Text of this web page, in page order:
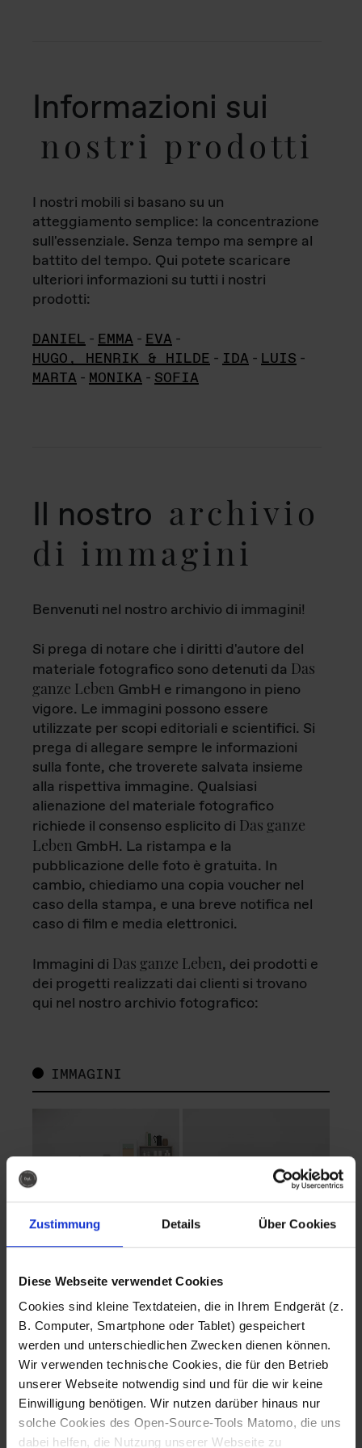
Zustimmung Details Über Cookies
Diese Webseite verwendet Cookies
Cookies sind kleine Textdateien, die in Ihrem Endgerät (z.
B. Computer, Smartphone oder Tablet) gespeichert
werden und unterschiedlichen Zwecken dienen können.
Wir verwenden technische Cookies, die für den Betrieb
unserer Webseite notwendig sind und für die wir keine
Einwilligung benötigen. Wir nutzen darüber hinaus nur
solche Cookies des Open-Source-Tools Matomo, die uns
dabei helfen, die Nutzung unserer Webseite zu
Informazioni sui
nostri prodotti
I nostri mobili si basano su un
atteggiamento semplice: la concentrazione
sull'essenziale. Senza tempo ma sempre al
battito del tempo. Qui potete scaricare
ulteriori informazioni su tutti i nostri
prodotti:
DANIEL - EMMA - EVA -
HUGO, HENRIK & HILDE - IDA - LUIS -
MARTA - MONIKA - SOFIA
Il nostro archivio
di immagini
Benvenuti nel nostro archivio di immagini!
Si prega di notare che i diritti d'autore del
materiale fotografico sono detenuti da Das
ganze Leben GmbH e rimangono in pieno
vigore. Le immagini possono essere
utilizzate per scopi editoriali e scientifici. Si
prega di allegare sempre le informazioni
sulla fonte, che troverete salvata insieme
alla rispettiva immagine. Qualsiasi
alienazione del materiale fotografico
richiede il consenso esplicito di Das ganze
Leben GmbH. La ristampa e la
pubblicazione delle foto è gratuita. In
cambio, chiediamo una copia voucher nel
caso della stampa, e una breve notifica nel
caso di film e media elettronici.
Immagini di Das ganze Leben, dei prodotti e
dei progetti realizzati dai clienti si trovano
qui nel nostro archivio fotografico:
IMMAGINI
Fotografo: Lorenz
Sternbach
Download
Fotografo: Lorenz
Sternbach
Download